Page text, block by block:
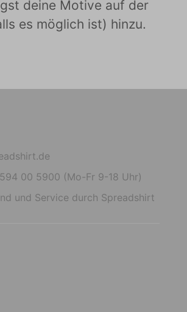
deine Motive auf der
es möglich ist) hinzu.
00 5900 (Mo-Fr 9-18 Uhr)
und Service durch Spreadshirt